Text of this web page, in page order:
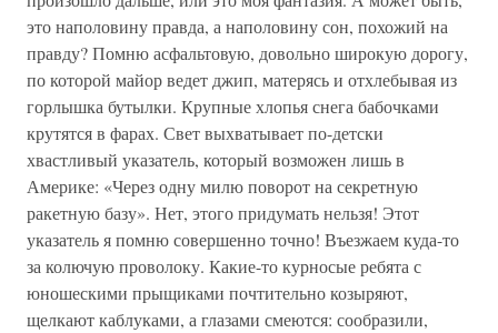
это наполовину правда, а наполовину сон, похожий на
правду? Помню асфальтовую, довольно широкую дорогу,
по которой майор ведет джип, матерясь и отхлебывая из
горлышка бутылки. Крупные хлопья снега бабочками
крутятся в фарах. Свет выхватывает по-детски
хвастливый указатель, который возможен лишь в
Америке: «Через одну милю поворот на секретную
ракетную базу». Нет, этого придумать нельзя! Этот
указатель я помню совершенно точно! Въезжаем куда-то
за колючую проволоку. Какие-то курносые ребята с
юношескими прыщиками почтительно козыряют,
щелкают каблуками, а глазами смеются: сообразили,